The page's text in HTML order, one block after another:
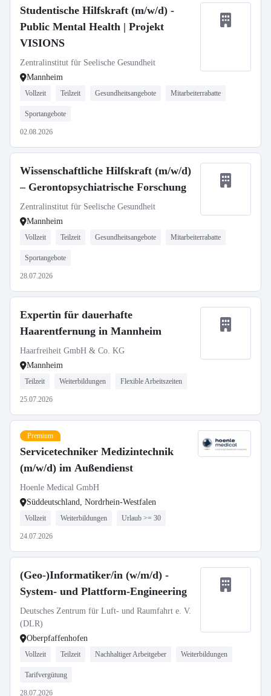
Studentische Hilfskraft (m/w/d) -
Public Mental Health | Projekt
VISIONS
Zentralinstitut für Seelische Gesundheit
Mannheim
Vollzeit Teilzeit Gesundheitsangebote Mitarbeiterrabatte
Sportangebote
02.08.2026
Wissenschaftliche Hilfskraft (m/w/d)
– Gerontopsychiatrische Forschung
Zentralinstitut für Seelische Gesundheit
Mannheim
Vollzeit Teilzeit Gesundheitsangebote Mitarbeiterrabatte
Sportangebote
28.07.2026
Expertin für dauerhafte
Haarentfernung in Mannheim
Haarfreiheit GmbH & Co. KG
Mannheim
Teilzeit Weiterbildungen Flexible Arbeitszeiten
25.07.2026
Premium
Servicetechniker Medizintechnik
(m/w/d) im Außendienst
Hoenle Medical GmbH
Süddeutschland, Nordrhein-Westfalen
Vollzeit Weiterbildungen Urlaub >= 30
24.07.2026
(Geo-)Informatiker/in (w/m/d) -
System- und Plattform-Engineering
Deutsches Zentrum für Luft- und Raumfahrt e. V.
(DLR)
Oberpfaffenhofen
Vollzeit Teilzeit Nachhaltiger Arbeitgeber Weiterbildungen
Tarifvergütung
28.07.2026